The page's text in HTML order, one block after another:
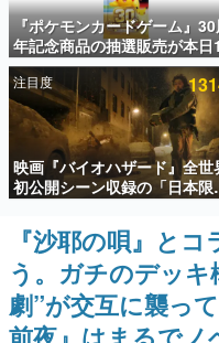
アプリセール情報
インタビュー
連載・特集
殿堂入り記
SNS拡散数が数
ど。多くの人々
事をまとめまし
ゲームの企
名作ゲームクリ
聞きし、ヒット
きます。
赫本
『ポケモンカードゲーム』
年記念商品の抽選販売が本日
時より開始。拡張パック「
CELEBRATION」のボックス
に、「プレミアムデッキセット
エーフィ・ブラッキー」
「FUTURISTIC BOX」の計3
品
注目度
映画『バイオハザード』全世
初公開シーン収録の「日本限
定」予告映像が解禁。バイオ
日（8月10日）にあわせて、
「ラクーンシティ総合病院」
行く配達人の姿が披露
『沙耶の唄』と
う。ガチのデッ
劇”が交互に襲っ
前夜』はまるでノ